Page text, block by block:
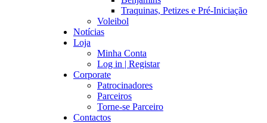
Traquinas, Petizes e Pré-Iniciação
Voleibol
Notícias
Loja
Minha Conta
Log in | Registar
Corporate
Patrocinadores
Parceiros
Torne-se Parceiro
Contactos